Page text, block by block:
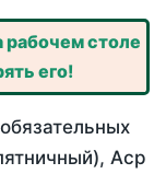
рабочем столе
его!
Аср